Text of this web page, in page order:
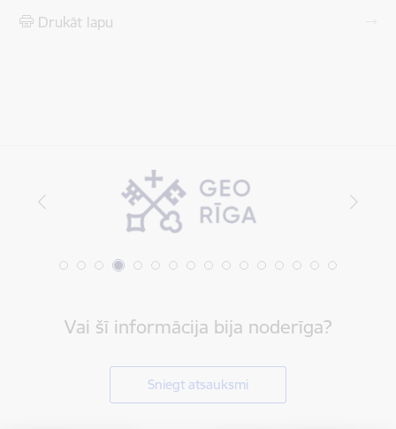
Drukāt lapu
Vai šī informācija bija noderīga?
Sniegt atsauksmi